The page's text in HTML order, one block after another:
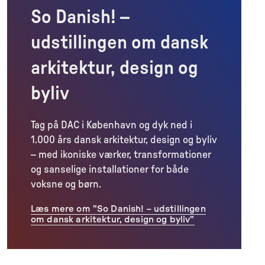
So Danish! –
udstillingen om dansk
arkitektur, design og
byliv
Tag på DAC i København og dyk ned i
1.000 års dansk arkitektur, design og byliv
– med ikoniske værker, transformationer
og sanselige installationer for både
voksne og børn.
Læs mere om "So Danish! – udstillingen
om dansk arkitektur, design og byliv"